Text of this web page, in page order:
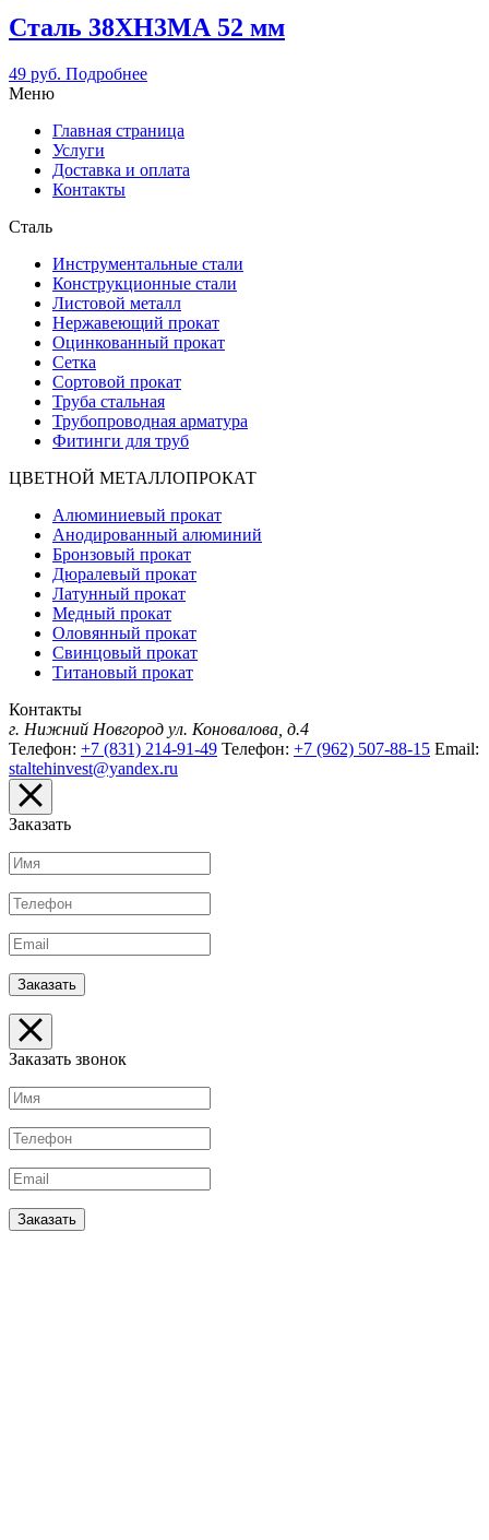
Сталь 38ХН3МА 52 мм
49 руб. Подробнее
Меню
Главная страница
Услуги
Доставка и оплата
Контакты
Сталь
Инструментальные стали
Конструкционные стали
Листовой металл
Нержавеющий прокат
Оцинкованный прокат
Сетка
Сортовой прокат
Труба стальная
Трубопроводная арматура
Фитинги для труб
ЦВЕТНОЙ МЕТАЛЛОПРОКАТ
Алюминиевый прокат
Анодированный алюминий
Бронзовый прокат
Дюралевый прокат
Латунный прокат
Медный прокат
Оловянный прокат
Свинцовый прокат
Титановый прокат
Контакты
г. Нижний Новгород ул. Коновалова, д.4
Телефон: +7 (831) 214-91-49 Телефон: +7 (962) 507-88-15 Email:
staltehinvest@yandex.ru
Заказать
Заказать звонок